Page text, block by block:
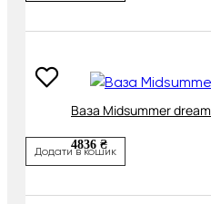
Ваза Midsummer dream
4836 ₴
Додати в кошик